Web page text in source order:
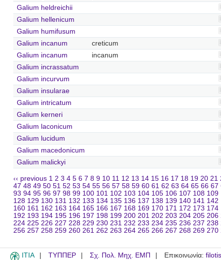
Galium heldreichii
Galium hellenicum
Galium humifusum
Galium incanum
creticum
Galium incanum
incanum
Galium incrassatum
Galium incurvum
Galium insularae
Galium intricatum
Galium kerneri
Galium laconicum
Galium lucidum
Galium macedonicum
Galium malickyi
‹‹ previous 1 2 3 4 5 6 7 8 9 10 11 12 13 14 15 16 17 18 19 20 21
47 48 49 50 51 52 53 54 55 56 57 58 59 60 61 62 63 64 65 66 67
93 94 95 96 97 98 99 100 101 102 103 104 105 106 107 108 109
128 129 130 131 132 133 134 135 136 137 138 139 140 141 142
160 161 162 163 164 165 166 167 168 169 170 171 172 173 174
192 193 194 195 196 197 198 199 200 201 202 203 204 205 206
224 225 226 227 228 229 230 231 232 233 234 235 236 237 238
256 257 258 259 260 261 262 263 264 265 266 267 268 269 270
ITIA ΤΥΠΠΕΡ Σχ. Πολ. Μηχ. ΕΜΠ Επικοινωνία: